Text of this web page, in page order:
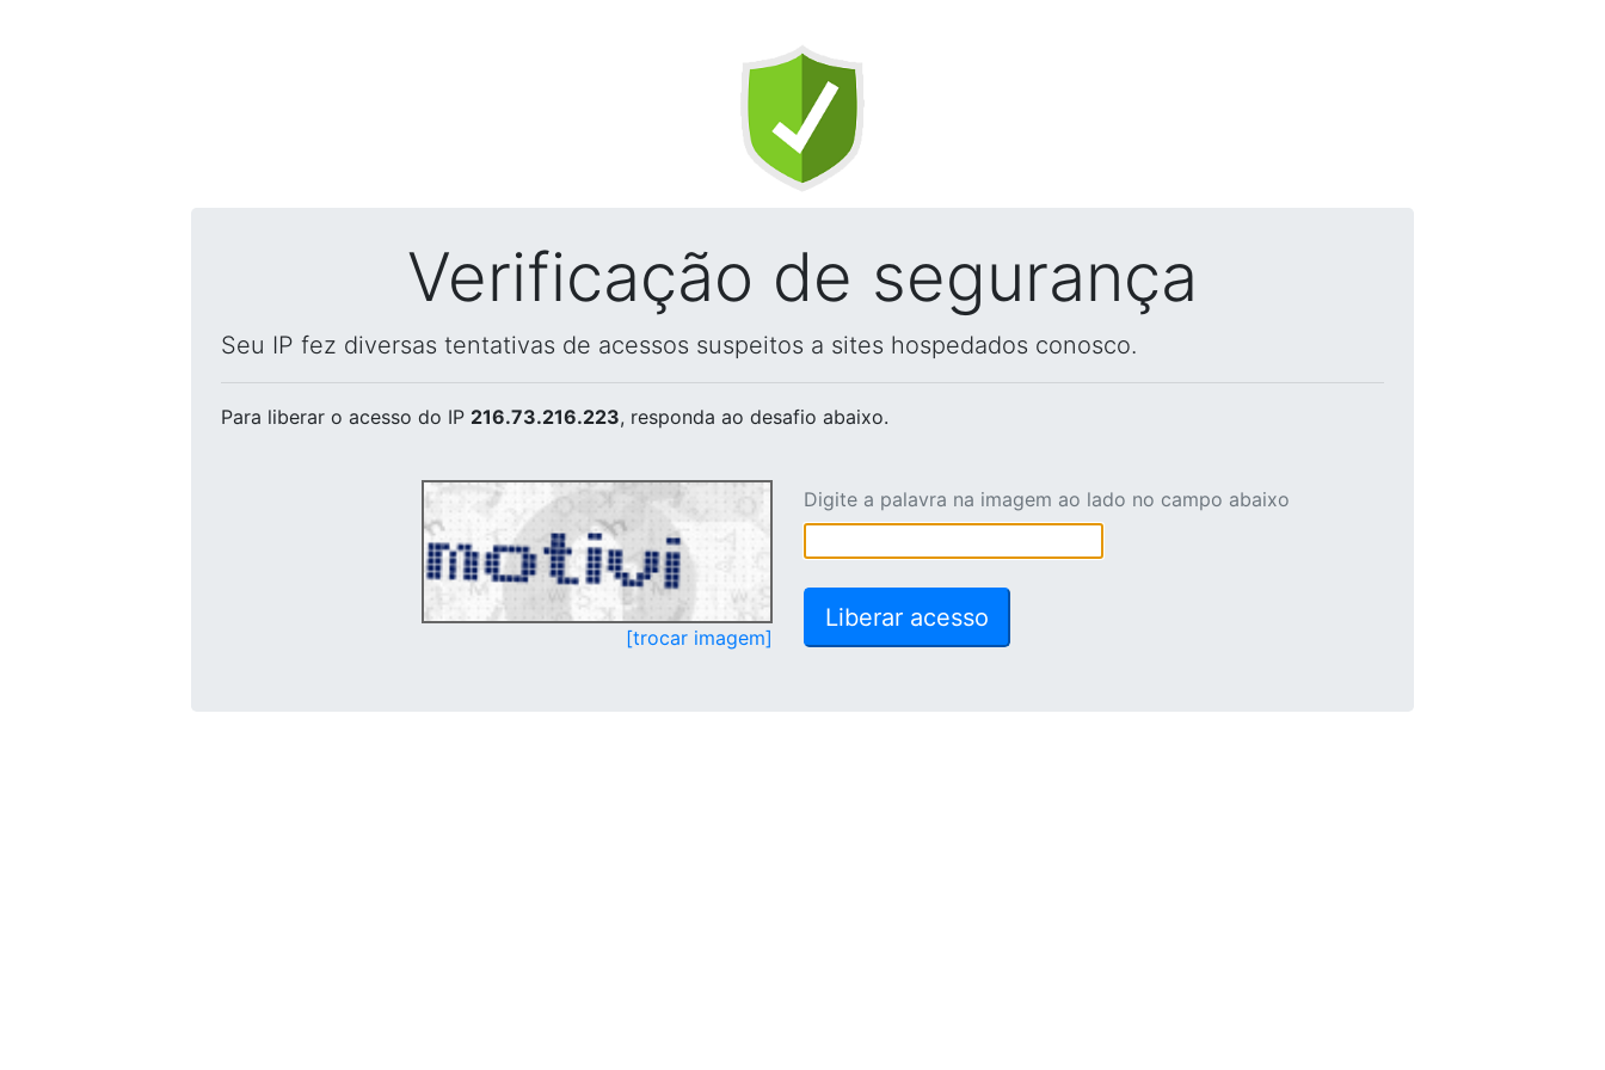
Verificação de segurança
Seu IP fez diversas tentativas de acessos suspeitos a sites hospedados conosco.
Para liberar o acesso do IP 216.73.216.223, responda ao desafio abaixo.
[trocar imagem]
Digite a palavra na imagem ao lado no campo abaixo